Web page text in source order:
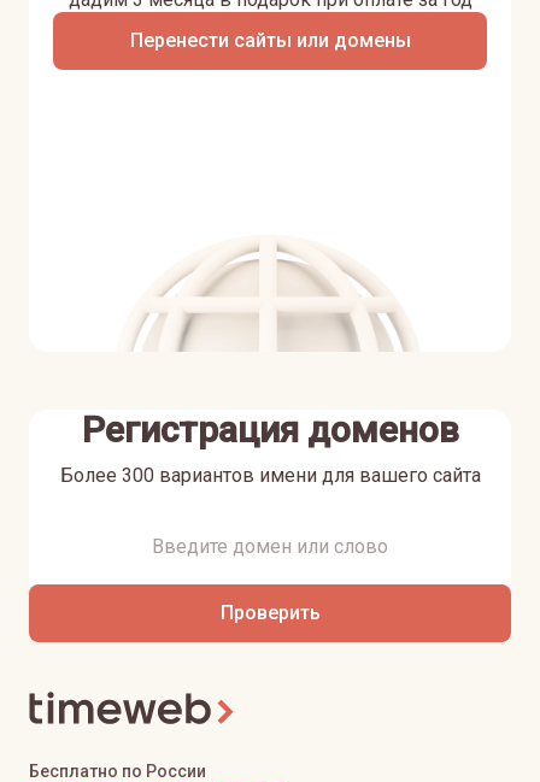
Перенести сайты или домены
Регистрация доменов
Более 300 вариантов имени для вашего сайта
Проверить
Бесплатно по России